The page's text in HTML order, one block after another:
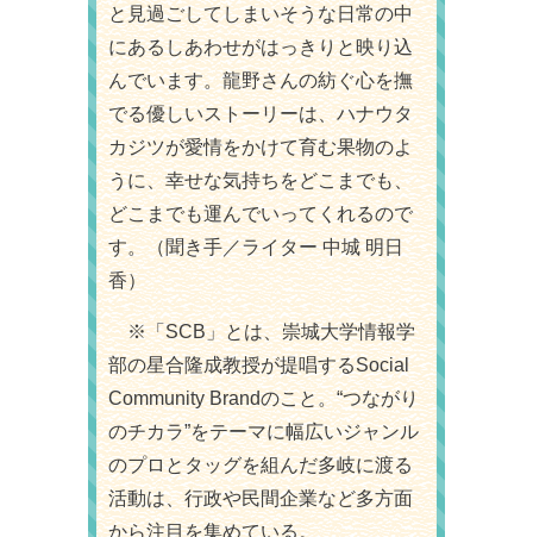
と見過ごしてしまいそうな日常の中
にあるしあわせがはっきりと映り込
んでいます。龍野さんの紡ぐ心を撫
でる優しいストーリーは、ハナウタ
カジツが愛情をかけて育む果物のよ
うに、幸せな気持ちをどこまでも、
どこまでも運んでいってくれるので
す。（聞き手／ライター 中城 明日
香）
※「SCB」とは、崇城大学情報学
部の星合隆成教授が提唱するSocial
Community Brandのこと。“つながり
のチカラ”をテーマに幅広いジャンル
のプロとタッグを組んだ多岐に渡る
活動は、行政や民間企業など多方面
から注目を集めている。